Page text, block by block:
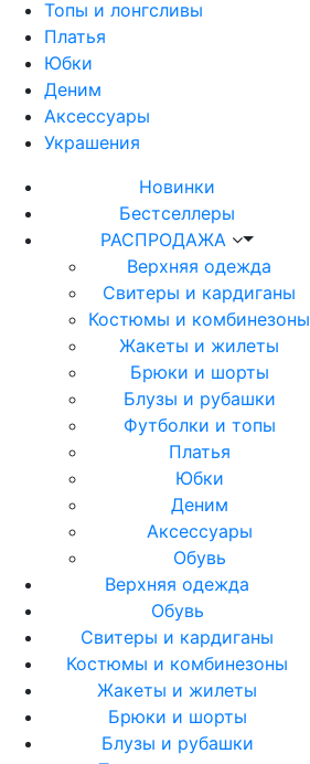
Топы и лонгсливы
Платья
Юбки
Деним
Аксессуары
Украшения
Новинки
Бестселлеры
РАСПРОДАЖА
Верхняя одежда
Свитеры и кардиганы
Костюмы и комбинезоны
Жакеты и жилеты
Брюки и шорты
Блузы и рубашки
Футболки и топы
Платья
Юбки
Деним
Аксессуары
Обувь
Верхняя одежда
Обувь
Свитеры и кардиганы
Костюмы и комбинезоны
Жакеты и жилеты
Брюки и шорты
Блузы и рубашки